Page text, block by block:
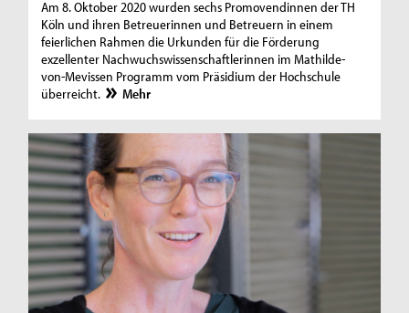
Am 8. Oktober 2020 wurden sechs Promovendinnen der TH
Köln und ihren Betreuerinnen und Betreuern in einem
feierlichen Rahmen die Urkunden für die Förderung
exzellenter Nachwuchswissenschaftlerinnen im Mathilde-
von-Mevissen Programm vom Präsidium der Hochschule
überreicht.
Mehr